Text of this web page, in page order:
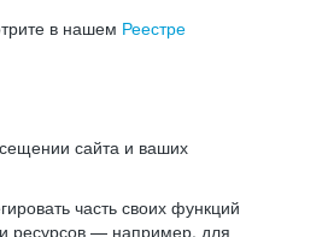
в нашем Реестре
сайта и ваших
часть своих функций
ресурсов — например, для